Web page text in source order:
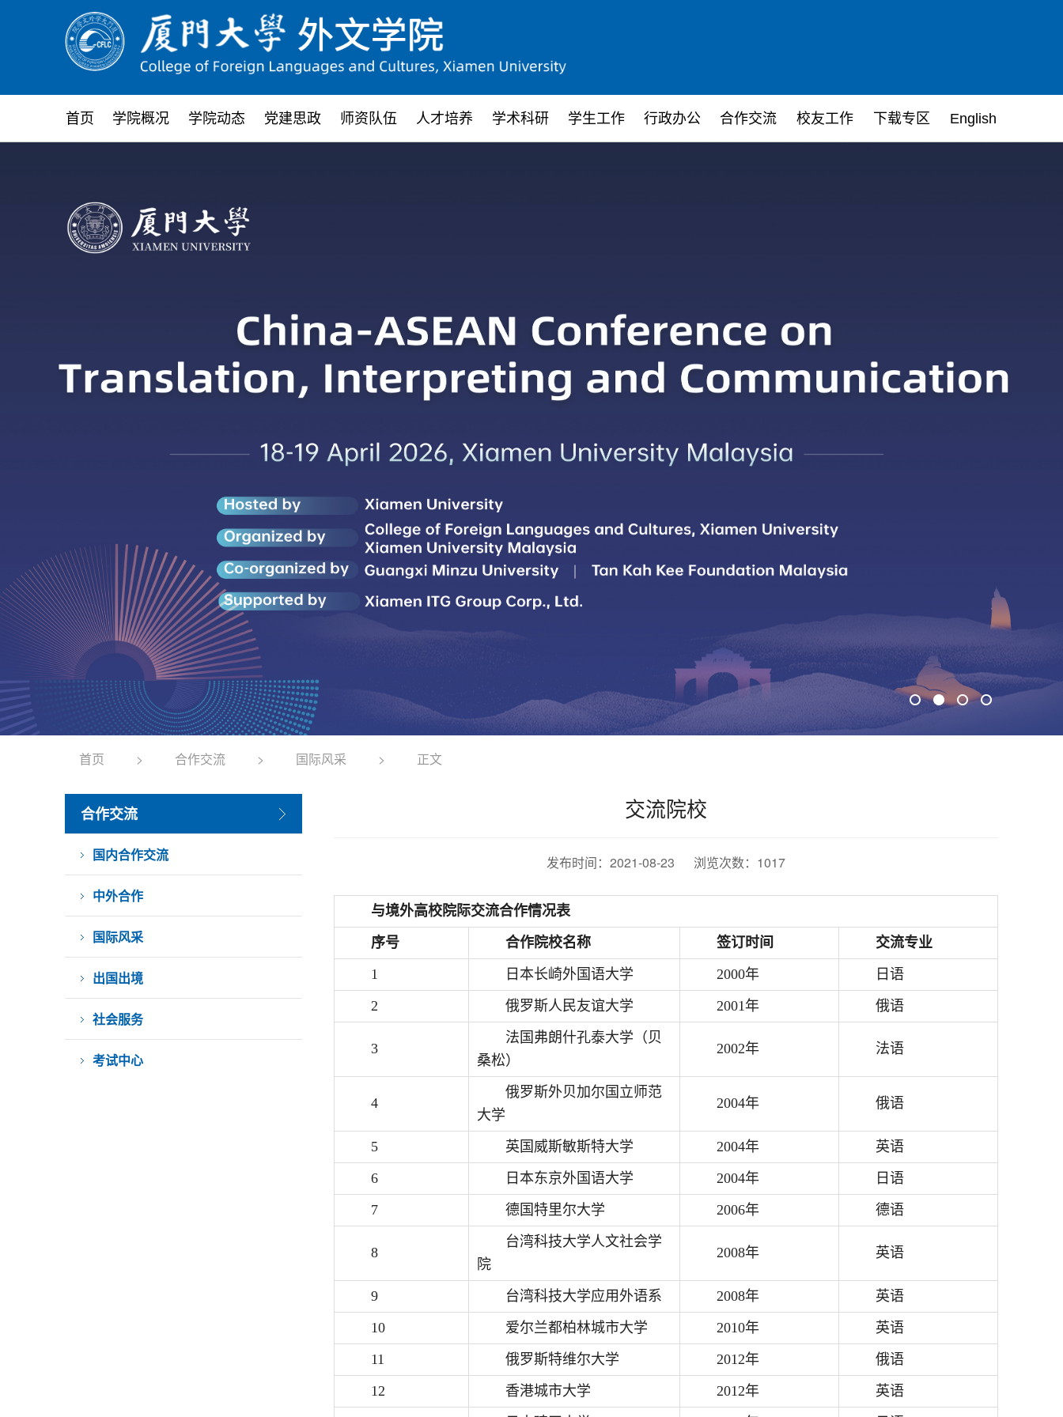
首页 学院概况 学院动态 党建思政 师资队伍 人才培养 学术科研 学生工作 行政办公 合作交流 校友工作 下载专区 English
首页 > 合作交流 > 国际风采 > 正文
合作交流
国内合作交流
中外合作
国际风采
出国出境
社会服务
考试中心
交流院校
发布时间：2021-08-23 浏览次数： 1017
与境外高校院际交流合作情况表
序号
合作院校名称 签订时间
交流专业
1
日本长崎外国语大学 2000年
日语
2
俄罗斯人民友谊大学 2001年 俄语
3
法国弗朗什孔泰大学（贝
桑松）
2002年 法语
4
俄罗斯外贝加尔国立师范
大学
2004年 俄语
5 英国威斯敏斯特大学 2004年
英语
6
日本东京外国语大学 2004年
日语
7
德国特里尔大学 2006年 德语
8
台湾科技大学人文社会学
院
2008年 英语
9 台湾科技大学应用外语系 2008年
英语
10
爱尔兰都柏林城市大学 2010年
英语
11
俄罗斯特维尔大学 2012年
俄语
12
香港城市大学 2012年
英语